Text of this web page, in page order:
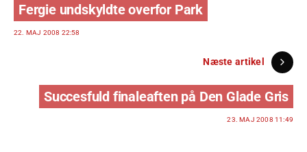
Fergie undskyldte overfor Park
22. MAJ 2008 22:58
Næste artikel
Succesfuld finaleaften på Den Glade Gris
23. MAJ 2008 11:49